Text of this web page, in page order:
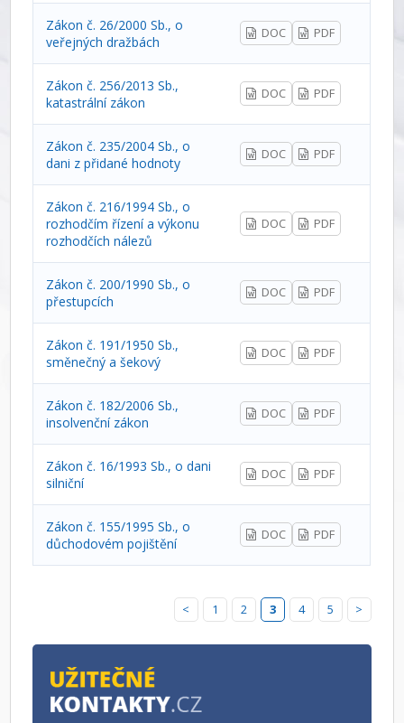
Zákon č. 26/2000 Sb., o
veřejných dražbách
DOC PDF
Zákon č. 256/2013 Sb.,
katastrální zákon
DOC PDF
Zákon č. 235/2004 Sb., o
dani z přidané hodnoty
DOC PDF
Zákon č. 216/1994 Sb., o
rozhodčím řízení a výkonu
rozhodčích nálezů
DOC PDF
Zákon č. 200/1990 Sb., o
přestupcích
DOC PDF
Zákon č. 191/1950 Sb.,
směnečný a šekový
DOC PDF
Zákon č. 182/2006 Sb.,
insolvenční zákon
DOC PDF
Zákon č. 16/1993 Sb., o dani
silniční
DOC PDF
Zákon č. 155/1995 Sb., o
důchodovém pojištění
DOC PDF
< 1 2 3 4 5 >